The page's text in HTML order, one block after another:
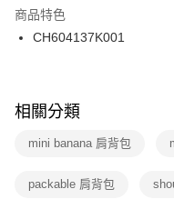
２．訂單成立數日內，您將收
３．收到繳費通知簡訊後14天
ATM／網路銀行／等多元方式
※ 交易是否成功請以「AFTEE
是否繳費成功／繳費後需取消
客戶支援中心」https://
１．透過由恩沛科技股份有限
付款後門市自取
每筆NT$100，滿NT$1,500(
商品特色
CH604137K001
相關分類
mini banana 肩背包
packable 肩背包